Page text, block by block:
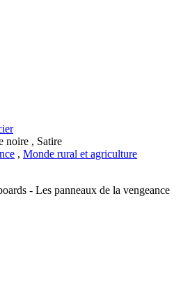
noire , Satire
, Monde rural et agriculture
- Les panneaux de la vengeance